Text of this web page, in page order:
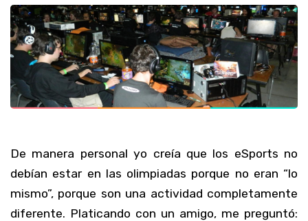
De manera personal yo creía que los eSports no
debían estar en las olimpiadas porque no eran “lo
mismo”, porque son una actividad completamente
diferente. Platicando con un amigo, me preguntó: